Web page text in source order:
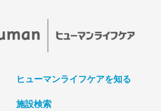
ヒューマンライフケアを知る
施設検索